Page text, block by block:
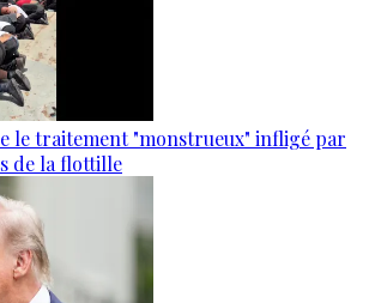
le traitement "monstrueux" infligé par
de la flottille